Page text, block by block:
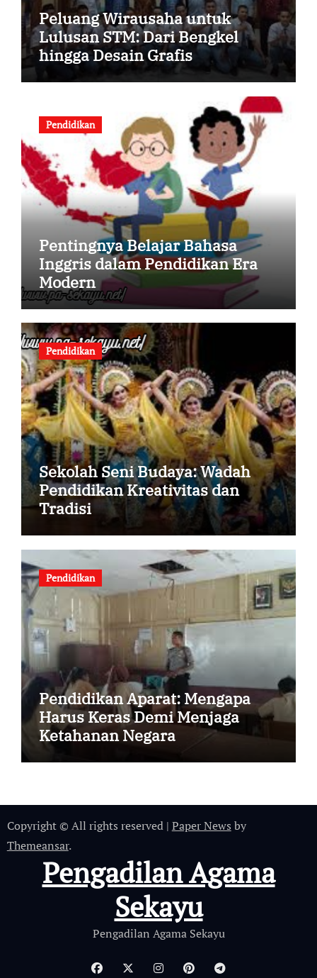
Peluang Wirausaha untuk
Lulusan STM: Dari Bengkel
hingga Desain Grafis
Pendidikan
Pentingnya Belajar Bahasa
Inggris dalam Pendidikan Era
Modern
Pendidikan
Sekolah Seni Budaya: Wadah
Pendidikan Kreativitas dan
Tradisi
Pendidikan
Pendidikan Aparat: Mengapa
Harus Keras Demi Menjaga
Ketahanan Negara
Copyright © All rights reserved | Paper News by
Themeansar.
Pengadilan Agama
Sekayu
Pengadilan Agama Sekayu